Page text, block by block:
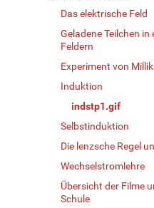
Das elektrische Feld
Geladene Teilchen
Feldern
Experiment von
Induktion
indstp1.gif
Selbstinduktion
Die lenzsche Regel
Wechselstromlehre
Übersicht der Filme
Schule